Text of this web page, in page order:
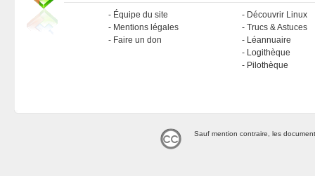
Équipe du site
Mentions légales
Faire un don
Découvrir Linux
Trucs & Astuces
Léannuaire
Logithèque
Pilothèque
Sauf mention contraire, les